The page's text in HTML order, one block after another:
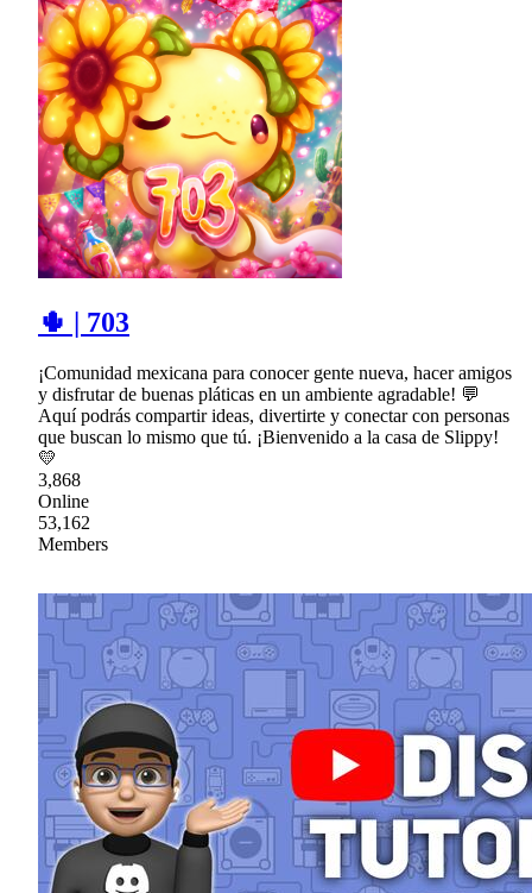
🌵 | 703
¡Comunidad mexicana para conocer gente nueva, hacer amigos
y disfrutar de buenas pláticas en un ambiente agradable! 💬
Aquí podrás compartir ideas, divertirte y conectar con personas
que buscan lo mismo que tú. ¡Bienvenido a la casa de Slippy!
💛
3,868
Online
53,162
Members